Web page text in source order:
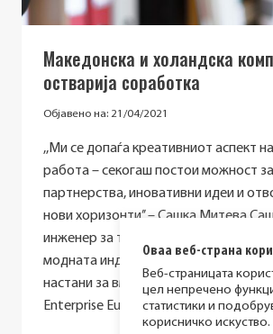
Македонска и холандска
остварија соработка
Објавено на: 21/04/2021
,,Ми се допаѓа креативниот аспект
работа – секогаш постои можност
партнерства, иновативни идеи и
нови хоризонти’’ – Сашка Митева
инженер за текстил со 13+ години
модната индустрија редовно
настани за вмрежување
Enterprise Europe Network во
Оваа веб-страна
Веб-страницата
цел непречено
статистики и
корисничко